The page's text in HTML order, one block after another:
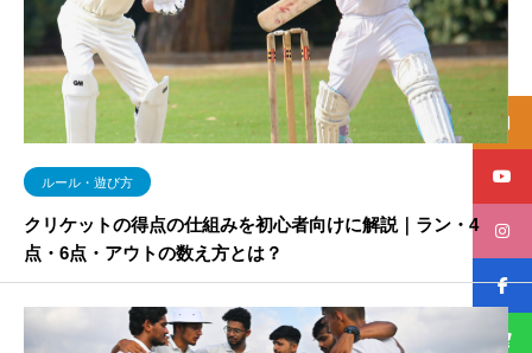
ルール・遊び方
クリケットの得点の仕組みを初心者向けに解説｜ラン・4
点・6点・アウトの数え方とは？